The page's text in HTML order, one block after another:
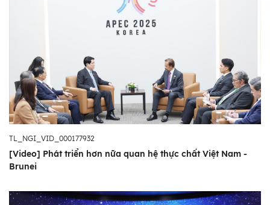
TL_NGI_VID_000177932
[Video] Phát triển hơn nữa quan hệ thực chất Việt Nam -
Brunei